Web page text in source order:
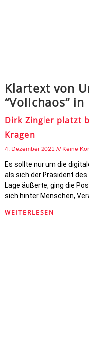
Klartext von
“Vollchaos”
Dirk Zingler platzt
Kragen
4. Dezember 2021 Keine
Es sollte nur um die
als sich der Präsident des
Lage äußerte, ging die
sich hinter Menschen,
WEITERLESEN